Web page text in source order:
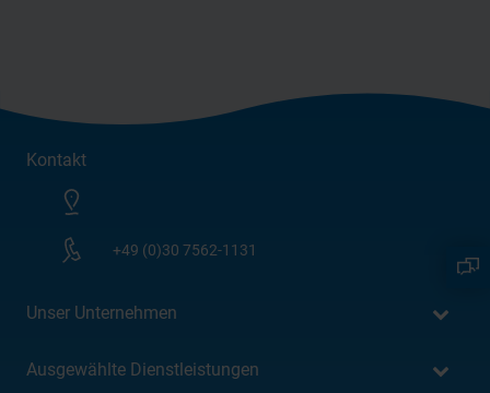
Kontakt
+49 (0)30 7562-1131
Unser Unternehmen
Ausgewählte Dienstleistungen